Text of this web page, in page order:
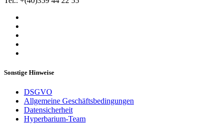
Sonstige Hinweise
DSGVO
Allgemeine Geschäftsbedingungen
Datensicherheit
Hyperbarium-Team